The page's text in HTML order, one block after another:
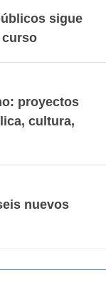
sigue
curso
proyectos
cultura,
nuevos